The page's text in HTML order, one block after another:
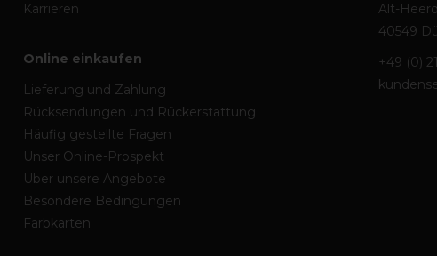
Karrieren
Online einkaufen
Lieferung und Zahlung
Rücksendungen und Rückerstattung
Häufig gestellte Fragen
Unser Online-Prospekt
Über unsere Angebote
Besondere Bedingungen
Farbkarten
Alt-
40549
+49 (0)